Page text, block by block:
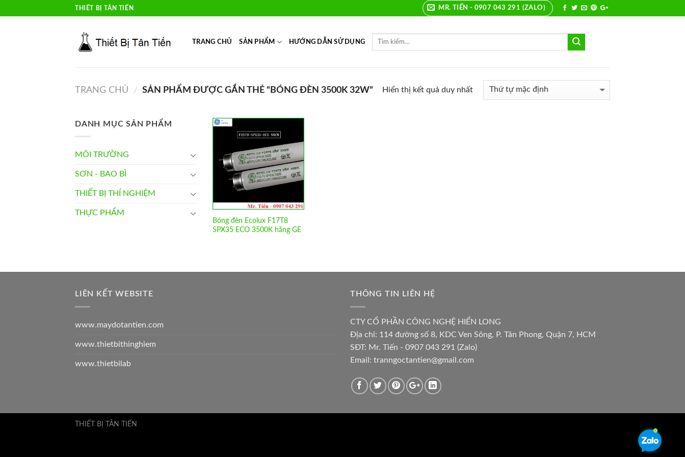
to
THIẾT BỊ TÂN TIẾN MR. TIẾN - 0907 043 291 (ZALO)
TRANG CHỦ SẢN PHẨM HƯỚNG DẪN SỬ DỤNG
TRANG CHỦ / SẢN PHẨM ĐƯỢC GẮN THẺ “BÓNG ĐÈN 3500K 32W” Hiển thị kết quả duy nhất
DANH MỤC SẢN PHẨM
MÔI TRƯỜNG
SƠN - BAO BÌ
THIẾT BỊ THÍ NGHIỆM
THỰC PHẨM
Add to
Wishlist
Bóng đèn Ecolux F17T8
SPX35 ECO 3500K hãng GE
LIÊN KẾT WEBSITE
www.maydotantien.com
www.thietbithinghiem
www.thietbilab
THÔNG TIN LIÊN HỆ
CTY CỔ PHẦN CÔNG NGHỆ HIỂN LONG
Địa chỉ: 114 đường số 8, KDC Ven Sông, P. Tân Phong, Quận 7, HCM
SĐT: Mr. Tiến - 0907 043 291 (Zalo)
Email: tranngoctantien@gmail.com
THIẾT BỊ TÂN TIẾN